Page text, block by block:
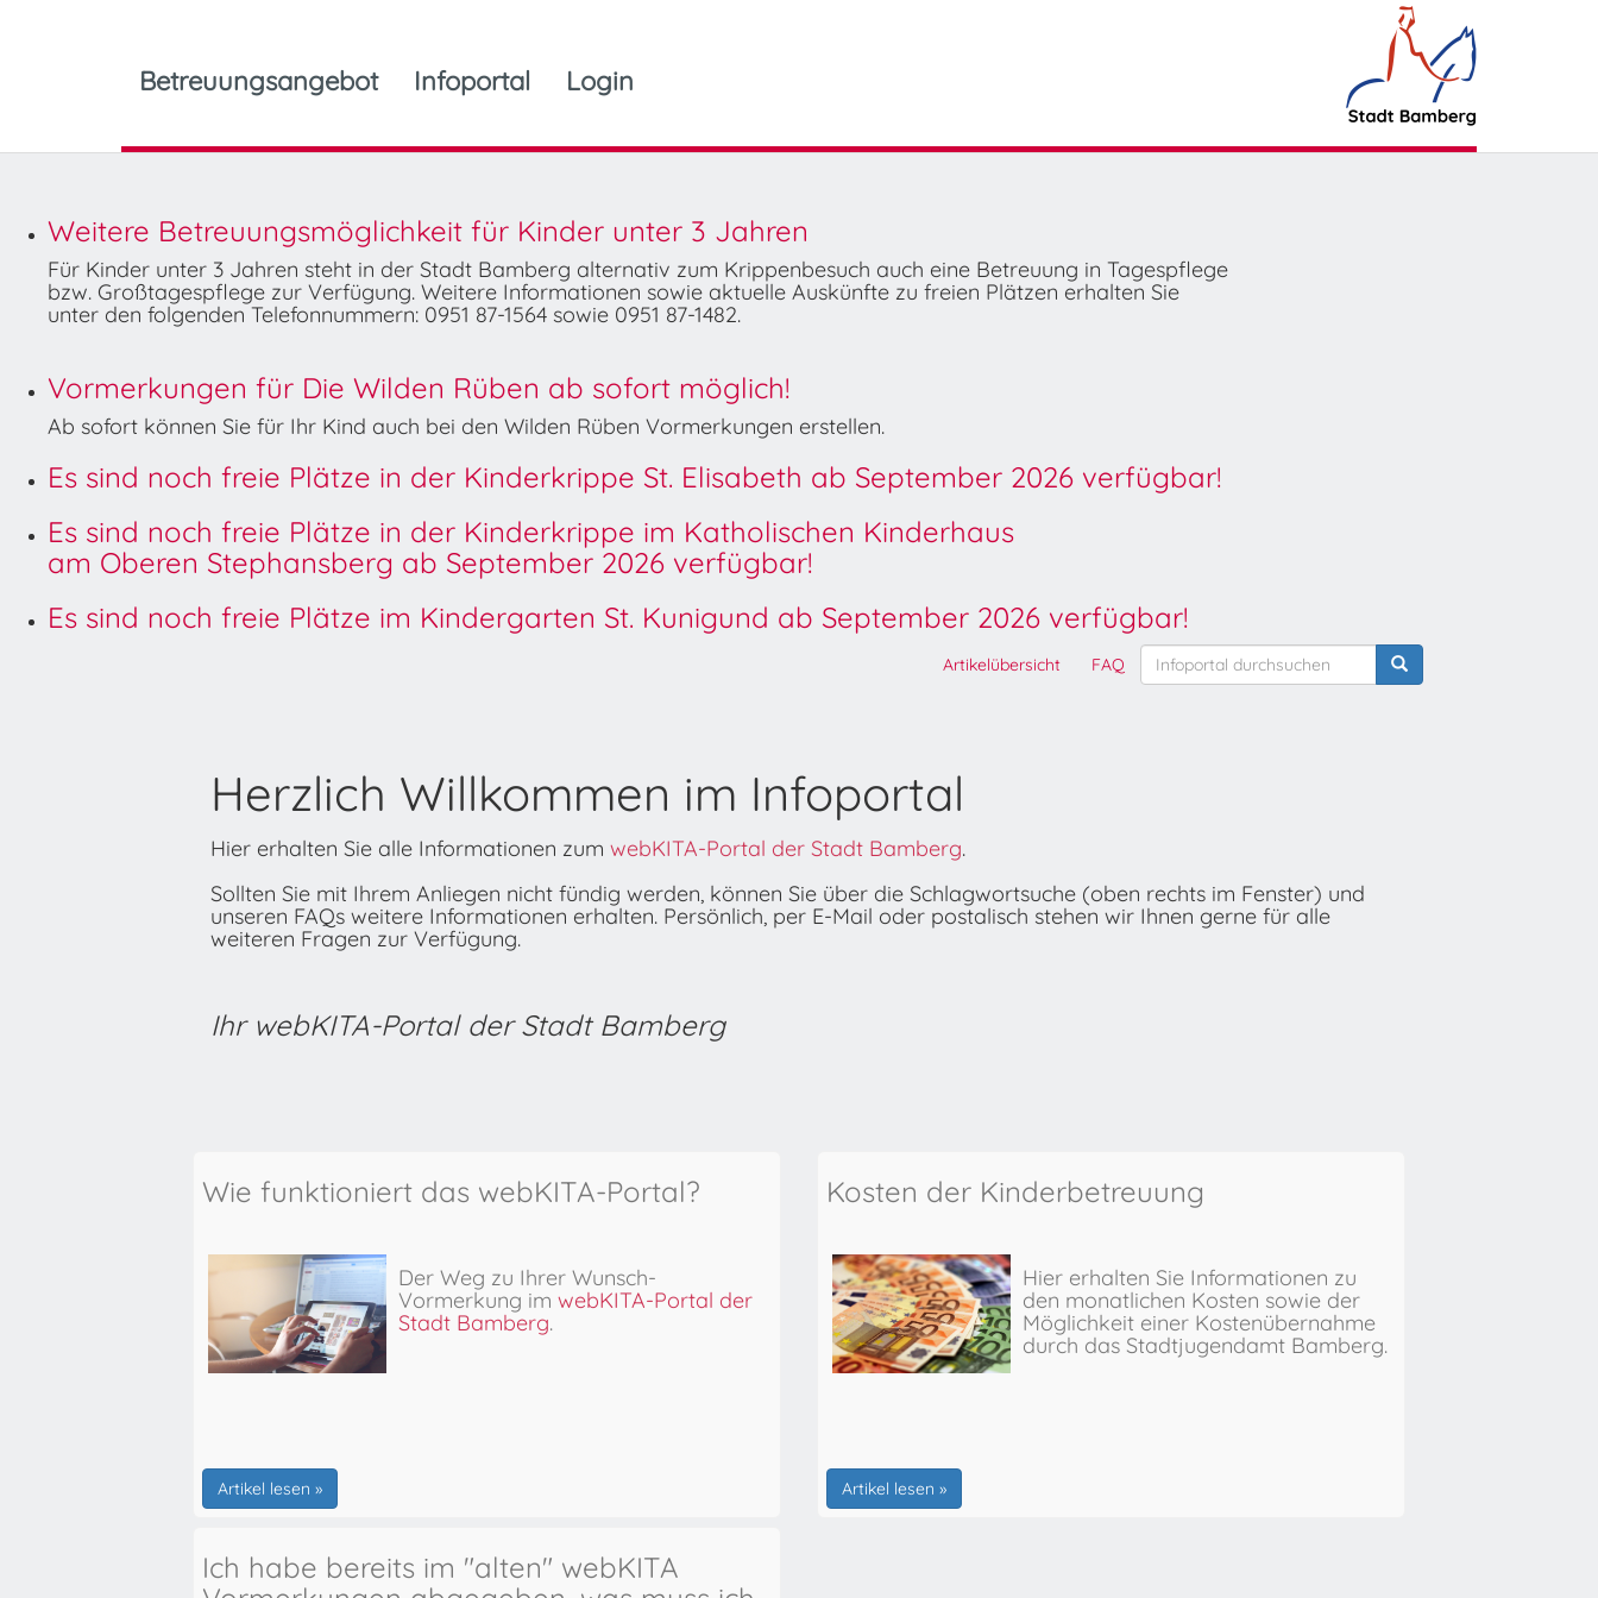
Betreuungsangebot Infoportal Login
Weitere Betreuungsmöglichkeit für Kinder unter 3 Jahren
Für Kinder unter 3 Jahren steht in der Stadt Bamberg alternativ zum Krippenbesuch auch eine Betreuung in Tagespflege
bzw. Großtagespflege zur Verfügung. Weitere Informationen sowie aktuelle Auskünfte zu freien Plätzen erhalten Sie
unter den folgenden Telefonnummern: 0951 87-1564 sowie 0951 87-1482.
Vormerkungen für Die Wilden Rüben ab sofort möglich!
Ab sofort können Sie für Ihr Kind auch bei den Wilden Rüben Vormerkungen erstellen.
Es sind noch freie Plätze in der Kinderkrippe St. Elisabeth ab September 2026 verfügbar!
Es sind noch freie Plätze in der Kinderkrippe im Katholischen Kinderhaus
am Oberen Stephansberg ab September 2026 verfügbar!
Es sind noch freie Plätze im Kindergarten St. Kunigund ab September 2026 verfügbar!
FAQ
Artikelübersicht
Herzlich Willkommen im Infoportal
Hier erhalten Sie alle Informationen zum webKITA-Portal der Stadt Bamberg.
Sollten Sie mit Ihrem Anliegen nicht fündig werden, können Sie über die Schlagwortsuche (oben rechts im Fenster) und
unseren FAQs weitere Informationen erhalten. Persönlich, per E-Mail oder postalisch stehen wir Ihnen gerne für alle
weiteren Fragen zur Verfügung.
Ihr webKITA-Portal der Stadt Bamberg
Wie funktioniert das webKITA-Portal?
Der Weg zu Ihrer Wunsch-
Vormerkung im webKITA-Portal der
Stadt Bamberg.
Artikel lesen »
Kosten der Kinderbetreuung
Hier erhalten Sie Informationen zu
den monatlichen Kosten sowie der
Möglichkeit einer Kostenübernahme
durch das Stadtjugendamt Bamberg.
Artikel lesen »
Ich habe bereits im "alten" webKITA